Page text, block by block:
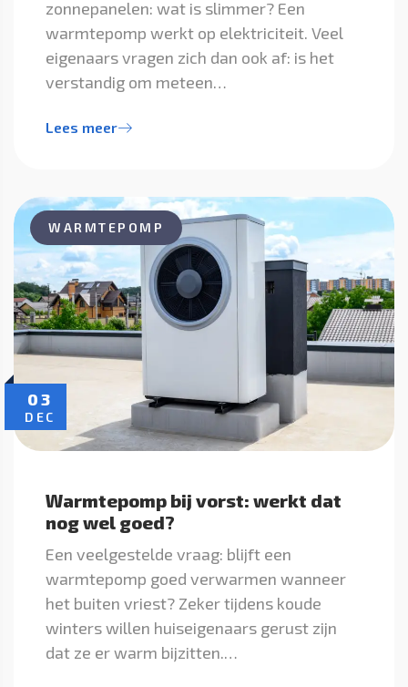
zonnepanelen: wat is slimmer? Een
warmtepomp werkt op elektriciteit. Veel
eigenaars vragen zich dan ook af: is het
verstandig om meteen…
Lees meer
03
DEC
WARMTEPOMP
Warmtepomp bij vorst: werkt dat
nog wel goed?
Een veelgestelde vraag: blijft een
warmtepomp goed verwarmen wanneer
het buiten vriest? Zeker tijdens koude
winters willen huiseigenaars gerust zijn
dat ze er warm bijzitten.…